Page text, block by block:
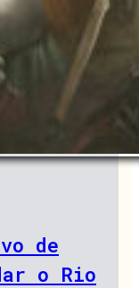
de
o Rio